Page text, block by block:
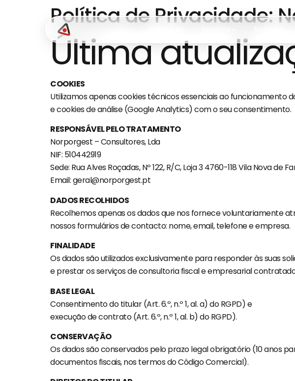
Política de Privacidade:
Última
COOKIES
Utilizamos apenas cookies técnicos essenciais ao funcionamento
e cookies de análise (Google Analytics) com o seu consentimento.
RESPONSÁVEL PELO TRATAMENTO
Norporgest – Consultores, Lda
NIF: 510442919
Sede: Rua Alves Roçadas, Nº 122, R/C, Loja 3 4760-118 Vila Nova de
Email: geral@norporgest.pt
DADOS RECOLHIDOS
Recolhemos apenas os dados que nos fornece voluntariamente
nossos formulários de contacto: nome, email, telefone e empresa.
FINALIDADE
Os dados são utilizados exclusivamente para responder às suas
e prestar os serviços de consultoria fiscal e empresarial
BASE LEGAL
Consentimento do titular (Art. 6.º, n.º 1, al. a) do RGPD) e
execução de contrato (Art. 6.º, n.º 1, al. b) do RGPD).
CONSERVAÇÃO
Os dados são conservados pelo prazo legal obrigatório (10 anos
documentos fiscais, nos termos do Código Comercial).